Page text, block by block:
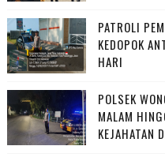
PATROLI
KEDOPOK
HARI
POLSEK
MALAM
KEJAHATAN